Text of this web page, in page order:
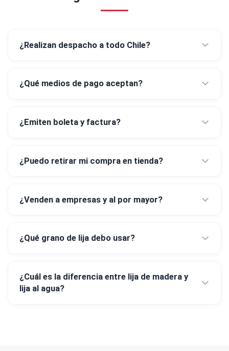
¿Realizan despacho a todo Chile?
¿Qué medios de pago aceptan?
¿Emiten boleta y factura?
¿Puedo retirar mi compra en tienda?
¿Venden a empresas y al por mayor?
¿Qué grano de lija debo usar?
¿Cuál es la diferencia entre lija de madera y
lija al agua?